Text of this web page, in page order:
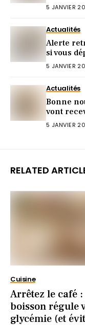
5 JANVIER
Actualités
Alerte
si vous
5 JANVIER
Actualités
Bonne
vont
pourquoi)
5 JANVIER
RELATED
Cuisine
Arrêtez le café :
boisson régule
glycémie (et